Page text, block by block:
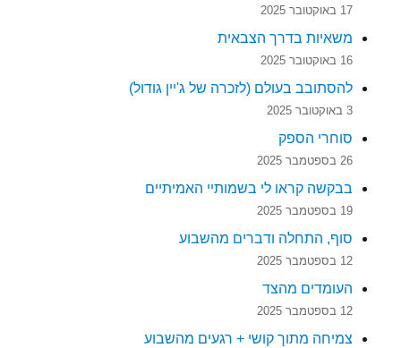
17 באוקטובר 2025
משאיות בדרך הצבאית
16 באוקטובר 2025
להסתובב בעולם (לזכרה של ג'יין גודול)
3 באוקטובר 2025
סוחרי הספק
26 בספטמבר 2025
בבקשה קראו לי בשמותיי האמיתיים
19 בספטמבר 2025
סוף, התחלה ודברים מהשבוע
12 בספטמבר 2025
העומדים מהצד
12 בספטמבר 2025
צמיחה מתוך קושי + רגעים מהשבוע